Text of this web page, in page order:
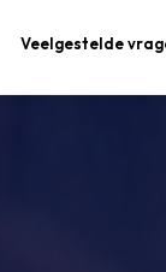
Veelgestelde